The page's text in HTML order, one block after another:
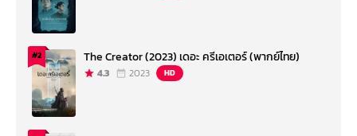
#2 The Creator (2023) เดอะ ครีเอเตอร์ (พากย์ไทย)
4.3 2023 HD